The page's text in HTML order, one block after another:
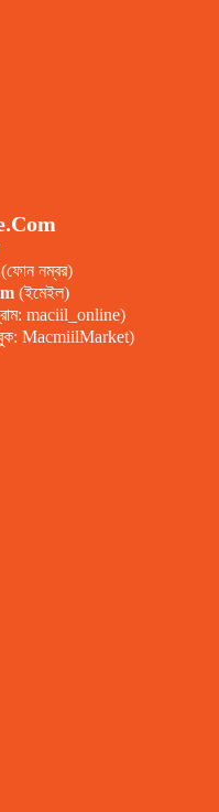
(ফোন নম্বর)
(ইমেইল)
maciil_online)
MacmiilMarket)